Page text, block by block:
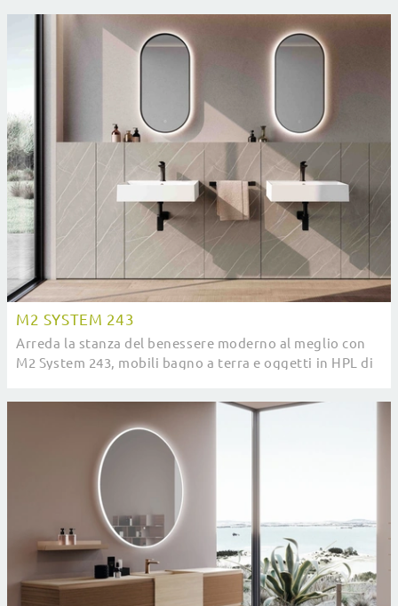
M2 SYSTEM 243
Arreda la stanza del benessere moderno al meglio con
M2 System 243, mobili bagno a terra e oggetti in HPL di